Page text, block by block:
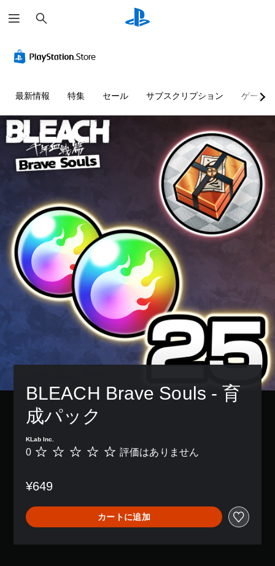
索
最新情報 特集 セール サブスクリプション ゲーム
BLEACH Brave Souls - 育
成パック
KLab Inc.
評
あ
ま
せ
ん
0 評価はありません
¥649
カートに追加